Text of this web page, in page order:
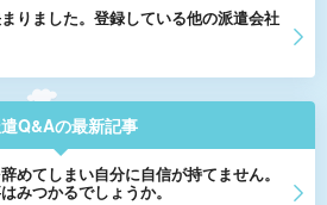
りました。登録している他の派遣会社
Q&Aの最新記事
めてしまい自分に自信が持てません。
みつかるでしょうか。